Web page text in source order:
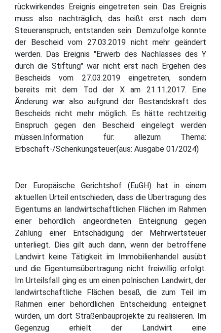
rückwirkendes Ereignis eingetreten sein. Das Ereignis
muss also nachträglich, das heißt erst nach dem
Steueranspruch, entstanden sein. Demzufolge konnte
der Bescheid vom 27.03.2019 nicht mehr geändert
werden. Das Ereignis "Erwerb des Nachlasses des Y
durch die Stiftung" war nicht erst nach Ergehen des
Bescheids vom 27.03.2019 eingetreten, sondern
bereits mit dem Tod der X am 21.11.2017. Eine
Änderung war also aufgrund der Bestandskraft des
Bescheids nicht mehr möglich. Es hätte rechtzeitig
Einspruch gegen den Bescheid eingelegt werden
müssen.Information für: allezum Thema:
Erbschaft-/Schenkungsteuer(aus: Ausgabe 01/2024)
Der Europäische Gerichtshof (EuGH) hat in einem
aktuellen Urteil entschieden, dass die Übertragung des
Eigentums an landwirtschaftlichen Flächen im Rahmen
einer behördlich angeordneten Enteignung gegen
Zahlung einer Entschädigung der Mehrwertsteuer
unterliegt. Dies gilt auch dann, wenn der betroffene
Landwirt keine Tätigkeit im Immobilienhandel ausübt
und die Eigentumsübertragung nicht freiwillig erfolgt.
Im Urteilsfall ging es um einen polnischen Landwirt, der
landwirtschaftliche Flächen besaß, die zum Teil im
Rahmen einer behördlichen Entscheidung enteignet
wurden, um dort Straßenbauprojekte zu realisieren. Im
Gegenzug erhielt der Landwirt eine